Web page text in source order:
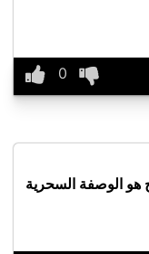
هو الوصفة السحرية